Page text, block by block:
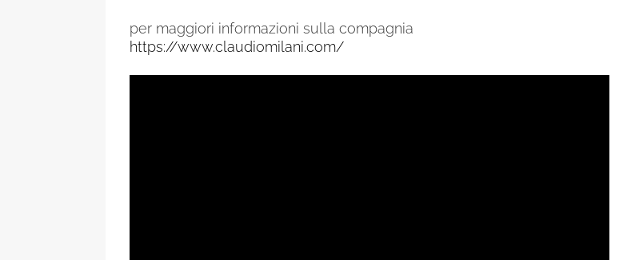
per maggiori informazioni sulla compagnia
https://www.claudiomilani.com/